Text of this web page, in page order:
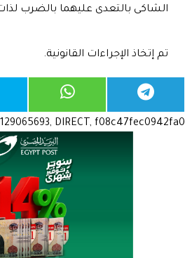
الشاكى بالتعدى عليهما بالضرب
تم إتخاذ الإجراءات القانونية.
DIRECT, f08c47fec0942fa0